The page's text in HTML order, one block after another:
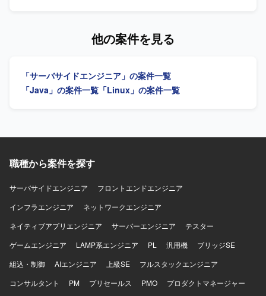
ッチアップや技術向上に取り組める方を求めています。
した開発経験を積むことができます。 【開発環境】 バック
エンドはJava（Springboot）、フロントエンドは
他の案件を見る
「サーバサイドエンジニア」の案件一覧
「Java」の案件一覧 「Linux」の案件一覧
職種から案件を探す
サーバサイドエンジニア
フロントエンドエンジニア
インフラエンジニア
ネットワークエンジニア
ネイティブアプリエンジニア
サーバーエンジニア
テスター
ゲームエンジニア
LAMP系エンジニア PL 汎用機
ブリッジSE
組込・制御
AIエンジニア 上級SE
フルスタックエンジニア
コンサルタント
PM プリセールス PMO
プロダクトマネージャー